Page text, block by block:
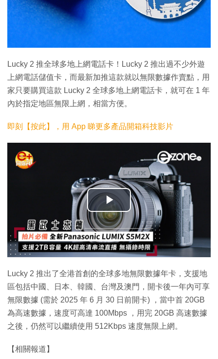
Lucky 2 推全球多地上網電話卡！Lucky 2 推出過不少外遊
上網電話儲值卡，而最新加推這款就以無限數據作賣點，用
家只要購買這款 Lucky 2 全球多地上網電話卡，就可在 1 年
內於指定地區無限上網，相當方便。
即刻【按此】，用 App 睇更多產品開箱科技影片
播
放
影
片
Lucky 2 推出了全港首創的全球多地無限數據年卡，支援地
區包括中國、日本、韓國、台灣及澳門，開卡後一年內可享
無限數據 (需於 2025 年 6 月 30 日前開卡) ，當中首 20GB
為高速數據，速度可高達 100Mbps ，用完 20GB 高速數據
之後，仍然可以繼續使用 512Kbps 速度無限上網。
【相關報道】